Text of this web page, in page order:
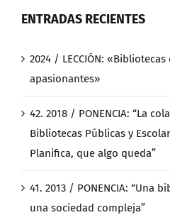
ENTRADAS RECIENTES
2024 / LECCIÓN:
apasionantes»
42. 2018 / PONENCIA: “La
Bibliotecas Públicas y
Planifica, que algo queda”
41. 2013 / PONENCIA: “Una
una sociedad compleja”